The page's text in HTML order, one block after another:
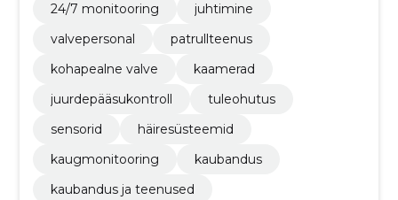
24/7 monitooring
juhtimine
valvepersonal
patrullteenus
kohapealne valve
kaamerad
juurdepääsukontroll
tuleohutus
sensorid
häiresüsteemid
kaugmonitooring
kaubandus
kaubandus ja teenused